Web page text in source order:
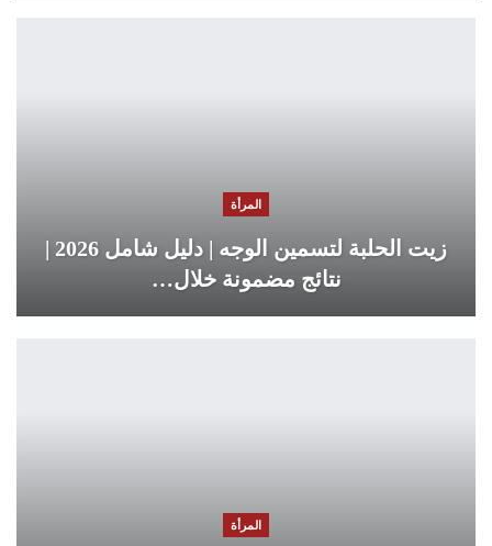
المرأة
زيت الحلبة لتسمين الوجه | دليل شامل 2026 |
نتائج مضمونة خلال…
المرأة